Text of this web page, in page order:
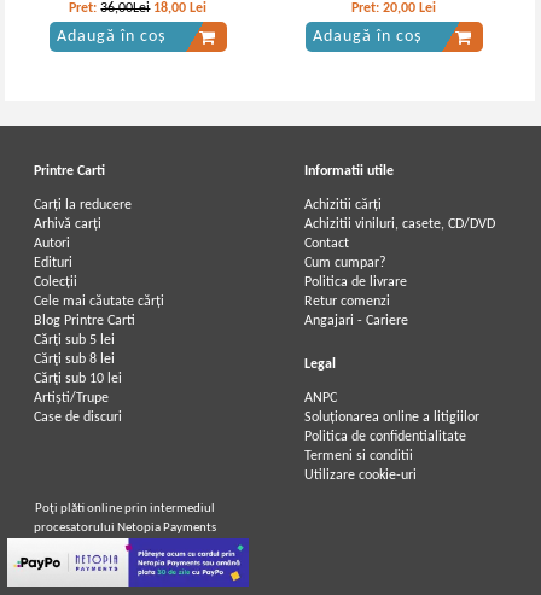
Pret:36,00Lei 18,00 Lei
Adaugă în coș
Pret:20,00 Lei
Adaugă în coș
Printre Carti
Carți la reducere
Arhivă carți
Autori
Edituri
Colecții
Cele mai căutate cărți
Blog Printre Carti
Cărţi sub 5 lei
Cărţi sub 8 lei
Cărţi sub 10 lei
Artiști/Trupe
Case de discuri
Informatii utile
Achizitii cărți
Achizitii viniluri, casete, CD/DVD
Contact
Cum cumpar?
Politica de livrare
Retur comenzi
Angajari - Cariere
Legal
ANPC
Soluționarea online a litigiilor
Politica de confidentialitate
Termeni si conditii
Utilizare cookie-uri
Poţi plăti online prin intermediul
procesatorului Netopia Payments